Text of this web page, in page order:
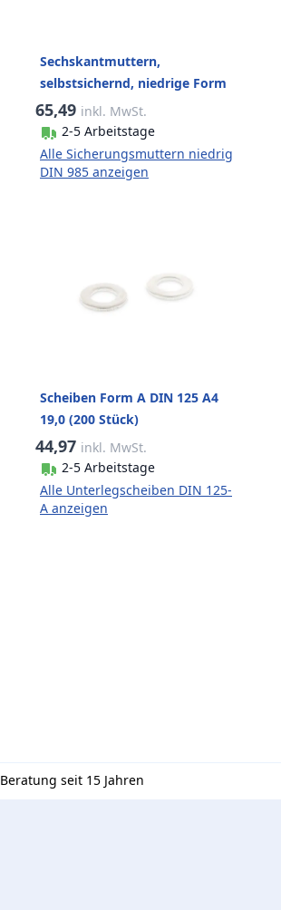
Sechskantmuttern,
selbstsichernd, niedrige Form
DIN 985 A4-80 M18 Gleitmo
(50 Stück)
65,49 inkl. MwSt.
2-5 Arbeitstage
Alle Sicherungsmuttern niedrig
DIN 985 anzeigen
Scheiben Form A DIN 125 A4
19,0 (200 Stück)
44,97 inkl. MwSt.
2-5 Arbeitstage
Alle Unterlegscheiben DIN 125-
A anzeigen
Beratung seit 15 Jahren